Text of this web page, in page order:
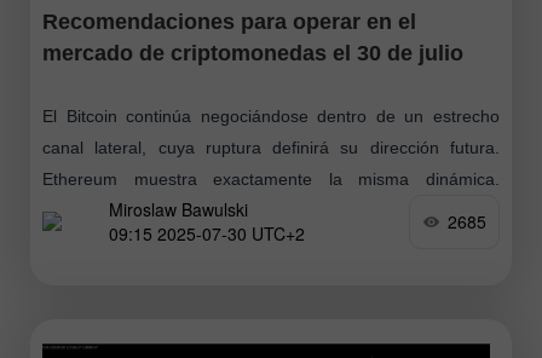
Recomendaciones para operar en el
mercado de criptomonedas el 30 de julio
El Bitcoin continúa negociándose dentro de un estrecho
canal lateral, cuya ruptura definirá su dirección futura.
Ethereum muestra exactamente la misma dinámica.
Mientras tanto, mientras piensas si vale la pena
Miroslaw Bawulski
09:15 2025-07-30 UTC+2
2685